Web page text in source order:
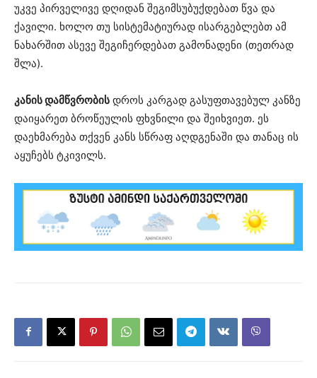
უკვე პირველივე დღიდან შეგიმსუბუქდებათ წვა და
ქავილი. ხოლო თუ სისტემატიურად ისარგებლებთ ამ
ნახარშით ასევე შეგიჩერდებათ გამონადენი (თეთრად
შლა).
კანის დამწვრობის დროს კარგად გასუფთავებულ კანზე
დაიყარეთ ბროწეულის ფხვნილი და შეიხვიეთ. ეს
დაეხმარება თქვენ კანს სწრაფ აღდგენაში და თანაც ის
აყუჩებს ტკივილს.